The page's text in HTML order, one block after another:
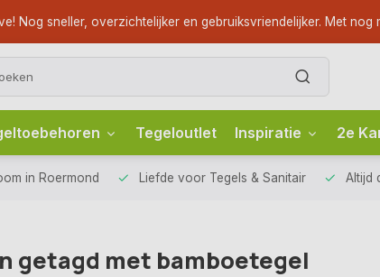
Nog sneller, overzichtelijker en gebruiksvriendelijker. Met nog
Tegeloutlet Inspiratie 2e
in Roermond Liefde voor Tegels & Sanitair Altijd
getagd met bamboetegel